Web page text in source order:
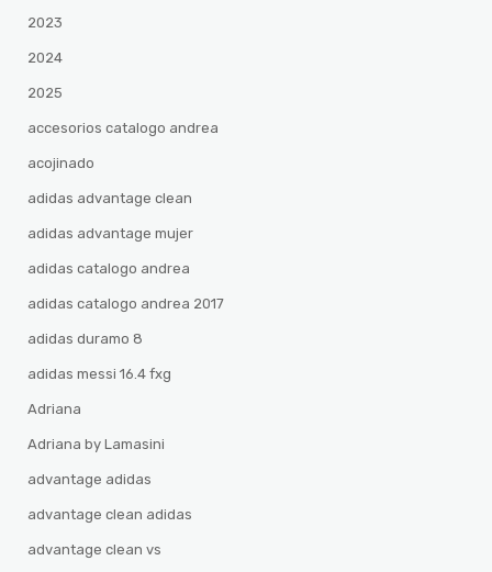
2023
2024
2025
accesorios catalogo andrea
acojinado
adidas advantage clean
adidas advantage mujer
adidas catalogo andrea
adidas catalogo andrea 2017
adidas duramo 8
adidas messi 16.4 fxg
Adriana
Adriana by Lamasini
advantage adidas
advantage clean adidas
advantage clean vs